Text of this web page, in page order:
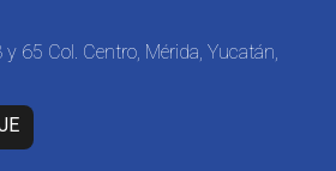
65 Col. Centro, Mérida, Yucatán,